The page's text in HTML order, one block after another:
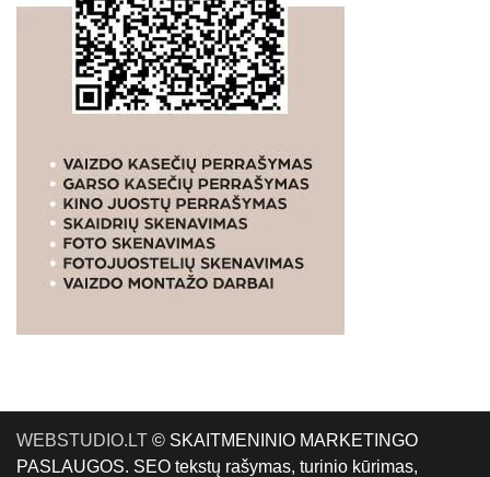
WEBSTUDIO.LT © SKAITMENINIO MARKETINGO
PASLAUGOS. SEO tekstų rašymas, turinio kūrimas,